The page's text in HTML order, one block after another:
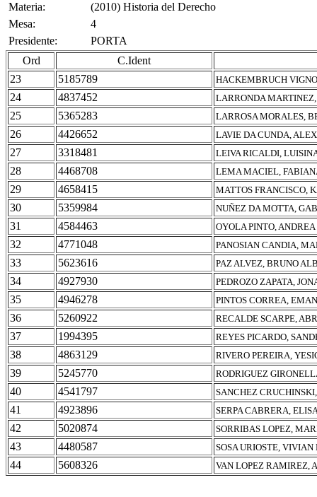
Materia:
(2010) Historia del Derecho
Mesa:
4
Presidente:
PORTA
Ord
C.Ident
23
5185789 HACKEMBRUCH
24 4837452 LARRONDA
25 5365283 LARROSA MORALES,
26 4426652 LAVIE DA CUNDA,
27 3318481 LEIVA RICALDI,
28 4468708 LEMA MACIEL,
29 4658415 MATTOS FRANCISCO,
30 5359984 NUÑEZ DA MOTTA,
31 4584463 OYOLA PINTO, ANDREA
32 4771048 PANOSIAN CANDIA,
33 5623616 PAZ ALVEZ, BRUNO
34 4927930 PEDROZO ZAPATA,
35 4946278 PINTOS CORREA,
36 5260922 RECALDE SCARPE,
37 1994395 REYES PICARDO,
38 4863129 RIVERO PEREIRA,
39 5245770 RODRIGUEZ
40 4541797 SANCHEZ
41 4923896 SERPA CABRERA,
42 5020874 SORRIBAS LOPEZ,
43 4480587 SOSA URIOSTE,
44 5608326 VAN LOPEZ RAMIREZ,